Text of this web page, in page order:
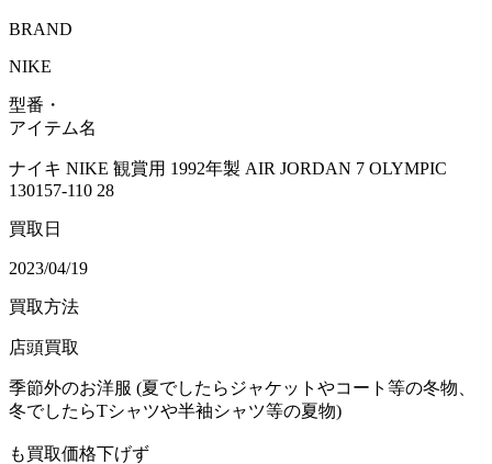
BRAND
NIKE
型番・
アイテム名
ナイキ NIKE 観賞用 1992年製 AIR JORDAN 7 OLYMPIC
130157-110 28
買取日
2023/04/19
買取方法
店頭買取
季節外のお洋服 (夏でしたらジャケットやコート等の冬物、
冬でしたらTシャツや半袖シャツ等の夏物)
も買取価格下げず